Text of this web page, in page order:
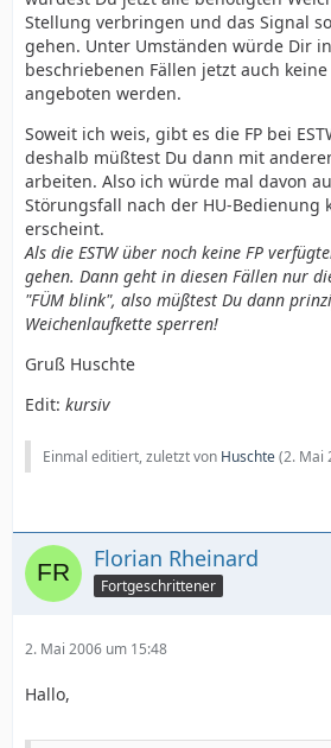
Stellung verbringen und das Signal
gehen. Unter Umständen würde Dir
beschriebenen Fällen jetzt auch
angeboten werden.
Soweit ich weis, gibt es die FP bei
deshalb müßtest Du dann mit
arbeiten. Also ich würde mal davon
Störungsfall nach der HU-Bedienung
erscheint.
Als die ESTW über noch keine FP
gehen. Dann geht in diesen Fällen nur
"FÜM blink", also müßtest Du dann
Weichenlaufkette sperren!
Gruß Huschte
Edit: kursiv
Einmal editiert, zuletzt von Huschte(2. Mai
Florian Rheinard
Fortgeschrittener
2. Mai 2006 um 15:48
Hallo,